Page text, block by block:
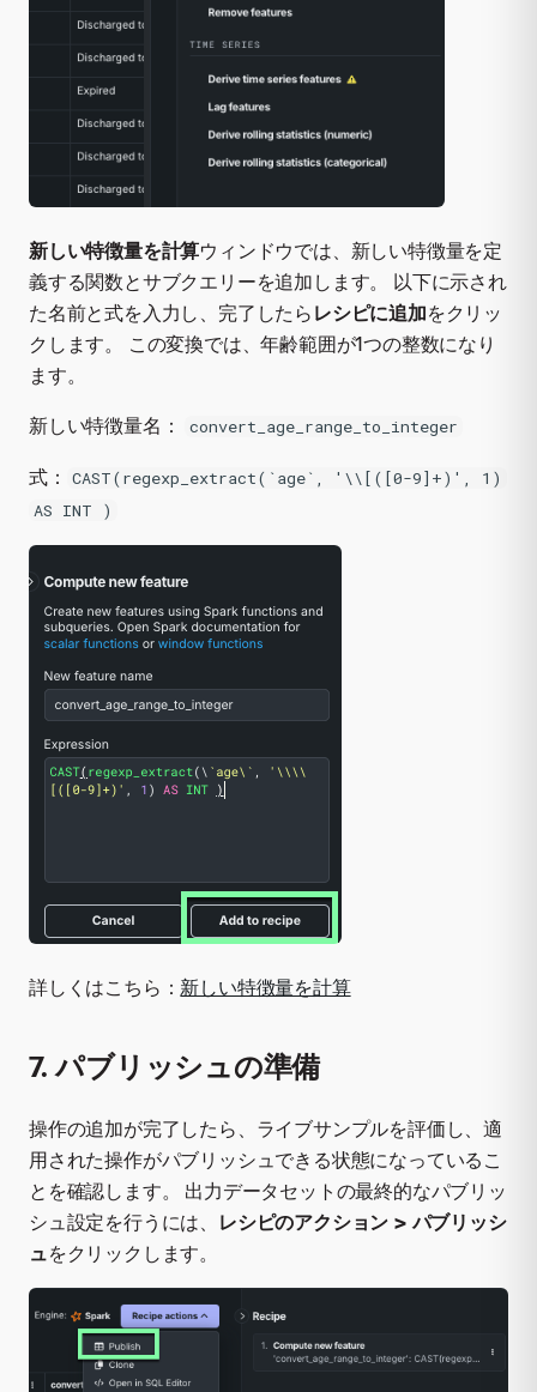
新しい特徴量を計算ウィンドウでは、新しい特徴量を定
義する関数とサブクエリーを追加します。 以下に示され
た名前と式を入力し、完了したら レシピに追加をクリッ
クします。 この変換では、年齢範囲が1つの整数になり
ます。
新しい特徴量名： convert_age_range_to_integer
式：
CAST(regexp_extract(`age`, '\\[([0-9]+)', 1)
AS INT )
詳しくはこちら： 新しい特徴量を計算
7. パブリッシュの準備
操作の追加が完了したら、ライブサンプルを評価し、適
用された操作がパブリッシュできる状態になっているこ
とを確認します。 出力データセットの最終的なパブリッ
シュ設定を行うには、 レシピのアクション > パブリッシ
ュをクリックします。